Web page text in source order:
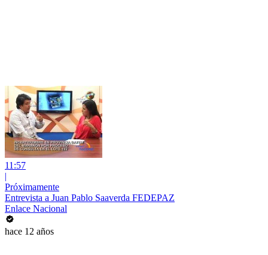
11:57
|
Próximamente
Entrevista a Juan Pablo Saaverda FEDEPAZ
Enlace Nacional
hace 12 años